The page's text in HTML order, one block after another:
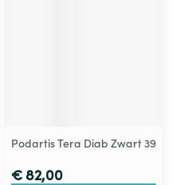
Podartis Tera Diab Zwart 39
€ 82,00